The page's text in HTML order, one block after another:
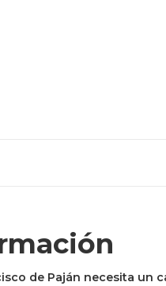
de Paján necesita un